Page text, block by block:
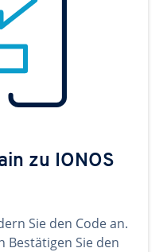
zu IONOS
Sie den Code an.
Bestätigen Sie den